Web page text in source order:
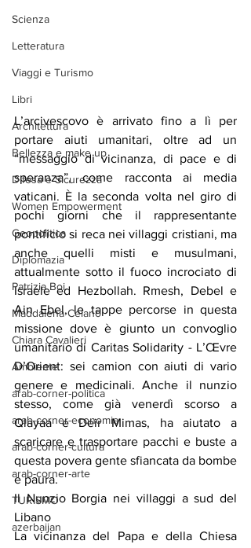
Scienza
Letteratura
Viaggi e Turismo
Libri
Architettura
Bellezza e make up
Difesa e Sicurezza
Women Empowerment
Geopolitica
Diplomazia
Patrizia Boi
Maddalena Celano
Chiara Cavalieri
Ambiente
arab-corner-politica
arab-corner-economia
arab-corner-cultura
arab-corner-arte
TURISMO
azerbaijan
L’arcivescovo è arrivato fino a lì per
portare aiuti umanitari, oltre ad un
“messaggio di vicinanza, di pace e di
speranza”, come racconta ai media
vaticani. È la seconda volta nel giro di
pochi giorni che il rappresentante
pontificio si reca nei villaggi cristiani, ma
anche quelli misti e musulmani,
attualmente sotto il fuoco incrociato di
Israele ed Hezbollah. Rmesh, Debel e
Ain Ebel, le tappe percorse in questa
missione dove è giunto un convoglio
umanitario di Caritas Solidarity - L’Œvre
D’Orient: sei camion con aiuti di vario
genere e medicinali. Anche il nunzio
stesso, come già venerdì scorso a
Qlayaa e Deir Mimas, ha aiutato a
scaricare e trasportare pacchi e buste a
questa povera gente sfiancata da bombe
e paura.
Il Nunzio Borgia nei villaggi a sud del
Libano
La vicinanza del Papa e della Chiesa